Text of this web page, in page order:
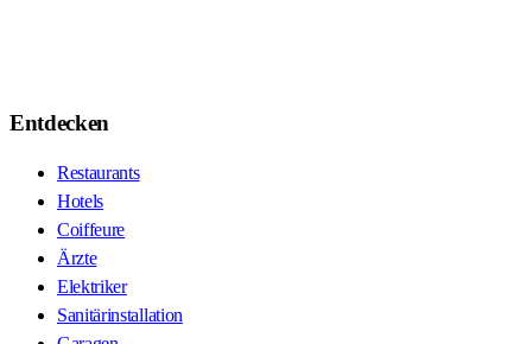
Entdecken
Restaurants
Hotels
Coiffeure
Ärzte
Elektriker
Sanitärinstallation